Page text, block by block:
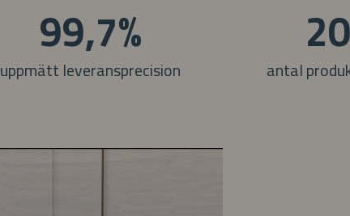
99,7%
uppmätt leveransprecision antal